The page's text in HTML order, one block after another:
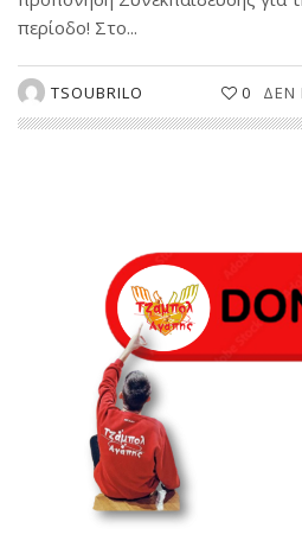
περίοδο! Στο...
TSOUBRILO ΔΕΝ
0